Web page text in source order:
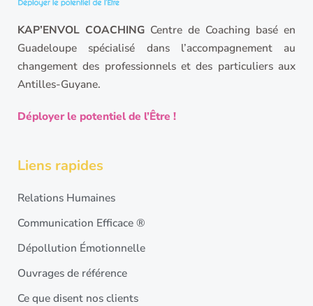
KAP’ENVOL COACHING Centre de Coaching basé en
Guadeloupe spécialisé dans l’accompagnement au
changement des professionnels et des particuliers aux
Antilles-Guyane.
Déployer le potentiel de l’Être !
Liens rapides
Relations Humaines
Communication Efficace ®
Dépollution Émotionnelle
Ouvrages de référence
Ce que disent nos clients